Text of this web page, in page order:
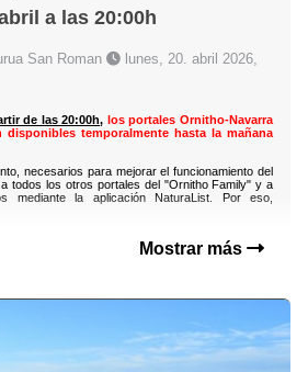
a las 20:00h
San Roman
lunes, 20. abril 2026,
de las 20:00h, los portales Ornitho-Navarra
temporalmente hasta la mañana
necesarios para mejorar el funcionamiento del
todos los otros portales del "Ornitho Family" y a
mediante la aplicación NaturaList. Por eso,
Mostrar más